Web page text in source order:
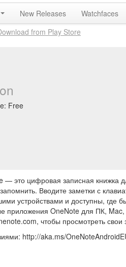
New Releases Watchfaces
from Play Store
Free
это цифровая записная книжка
Вводите заметки с
устройствами и доступны, где
приложения OneNote для ПК,
чтобы просмотреть свои
http://aka.ms/